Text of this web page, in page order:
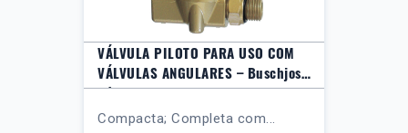
VÁLVULA PILOTO PARA USO COM
VÁLVULAS ANGULARES – Buschjost
Série 84660
Compacta; Completa com...